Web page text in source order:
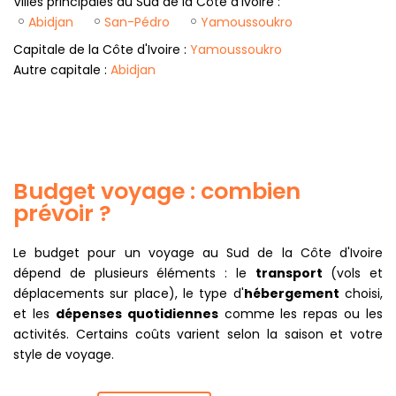
votre sécurité, tout en respectant la tranquillité de la
faune.
Visites culturellesdans les marchés de
Bassam etTreichville
Participation aux fêtes et festivals
Masques à Bonoua, Carnaval d'Assinie, Festival Vibes
& Scribes à Grand-Bassam.
Idées de séjour selon la durée
1 semaine :
Bassam (plages, patrimoine, artisanat), excursion
Abidjan
San-Pédro
Yamoussoukro
Capitale de la Côte d'Ivoire : Yamoussoukro
Autre capitale : Abidjan
Budget voyage : combien
prévoir ?
Le budget pour un voyage au Sud de la Côte d'Ivoire
dépend de plusieurs éléments : le transport (vols et
déplacements sur place), le type d'hébergement choisi,
et les dépenses quotidiennescomme les repas ou les
activités. Certains coûts varient selon la saison et votre
style de voyage.